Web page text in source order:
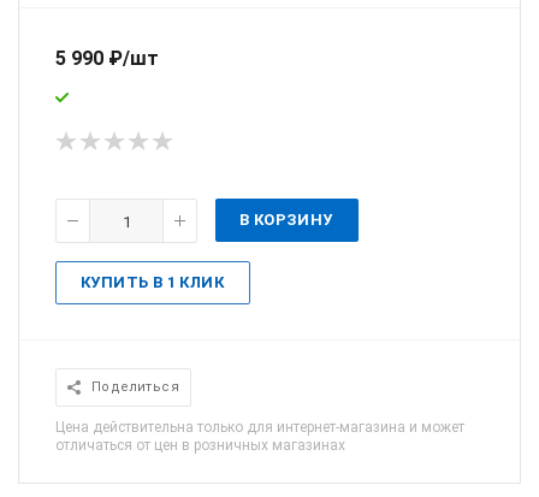
5 990 ₽/шт
В КОРЗИНУ
КУПИТЬ В 1 КЛИК
Поделиться
Цена действительна только для интернет-магазина и может
отличаться от цен в розничных магазинах